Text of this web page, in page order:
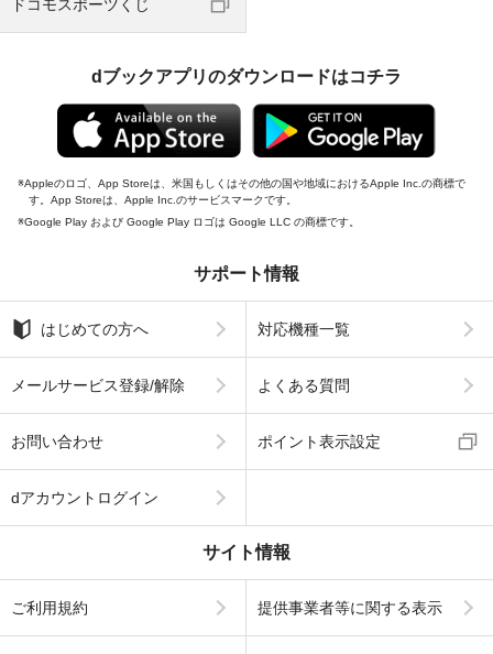
ドコモスポーツくじ
dブックアプリのダウンロードはコチラ
Appleのロゴ、App Storeは、米国もしくはその他の国や地域におけるApple Inc.の商標で
す。App Storeは、Apple Inc.のサービスマークです。
Google Play および Google Play ロゴは Google LLC の商標です。
サポート情報
はじめての方へ 対応機種一覧
メールサービス登録/解除 よくある質問
お問い合わせ ポイント表示設定
dアカウントログイン
サイト情報
ご利用規約 提供事業者等に関する表示